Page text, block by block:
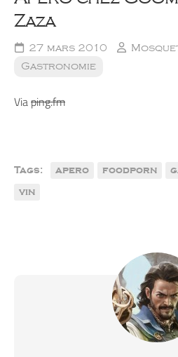
Zaza
27 mars 2010
Gastronomie
Viaping.fm
Tags: apero foodporn
vin